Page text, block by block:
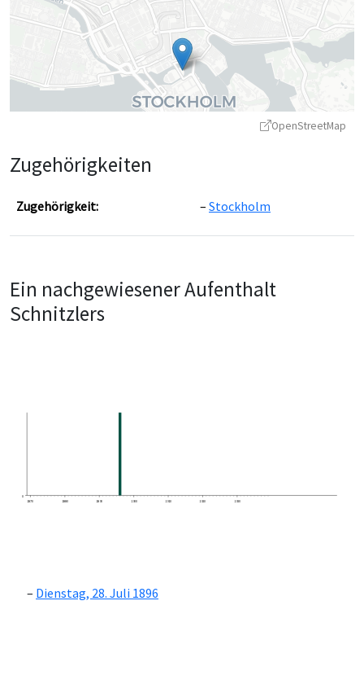
OpenStreetMap
Zugehörigkeiten
Zugehörigkeit: Stockholm
Ein nachgewiesener Aufenthalt
Schnitzlers
0
1870
1880 1890 1900 1910 1920 1930
Dienstag, 28. Juli 1896